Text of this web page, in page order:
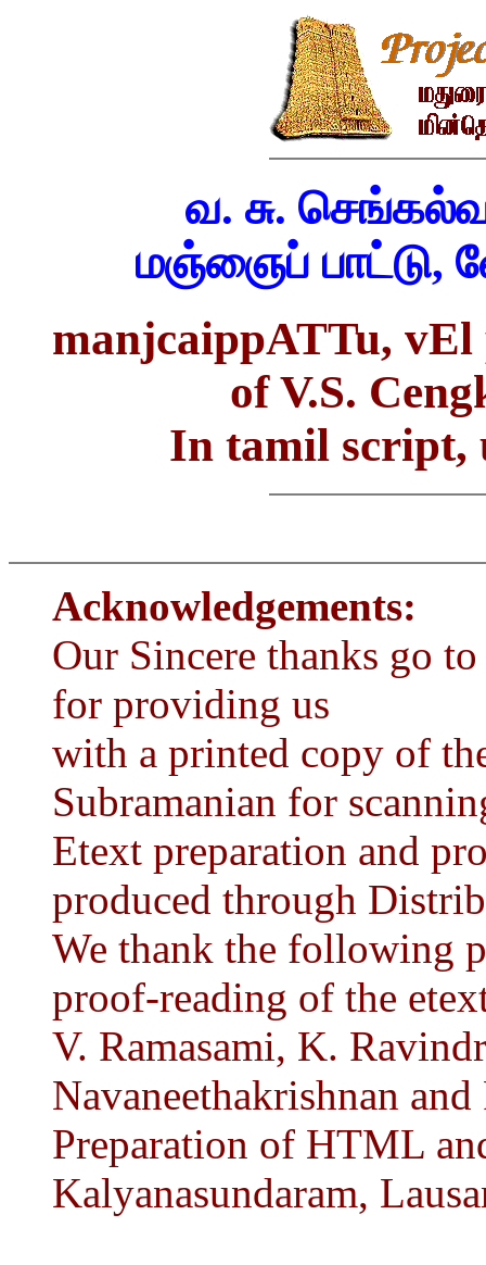
வ. சு.
மஞ்ஞைப் பாட்டு,
manjcaippATTu,
of V.S.
In tamil script,
Acknowledgements:
Our Sincere thanks go
for providing us
with a printed copy of
Subramanian for
Etext preparation and
produced through
We thank the following
proof-reading of the
V. Ramasami, K.
Navaneethakrishnan
Preparation of HTML
Kalyanasundaram,